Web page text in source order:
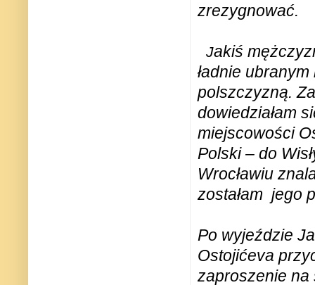
zrezygnować.
Jakiś
ładnie
polszczyzną.
dowiedziałam
miejscowości
Polski – do
Wrocławiu
zostałam jego
Po wyjeździe
Ostojićeva
zaproszenie na